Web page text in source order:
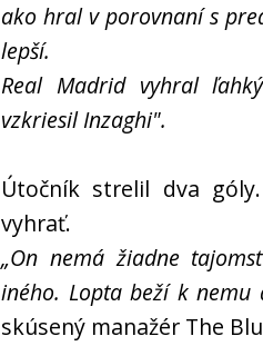
ako hral v porovnaní s
lepší.
Real Madrid vyhral
vzkriesil Inzaghi".
Útočník strelil dva
vyhrať.
„On nemá žiadne
iného. Lopta beží k nemu
skúsený manažér The